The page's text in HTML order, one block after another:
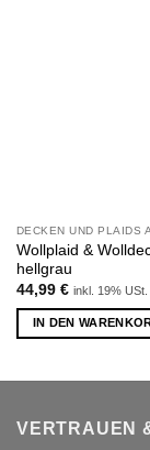
Wollplaid &
hellgrau
44,99 € inkl. 19% USt.
IN DEN
VERTRAUEN